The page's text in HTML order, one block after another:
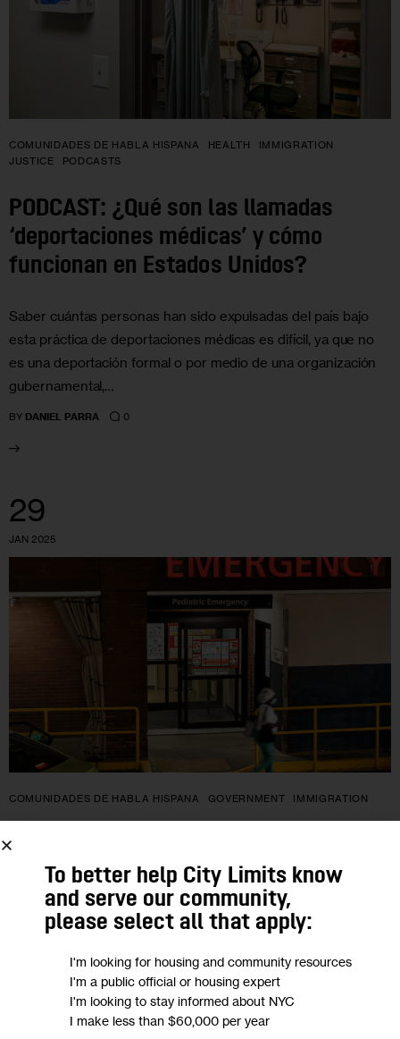
COMUNIDADES DE HABLA HISPANA HEALTH
IMMIGRATION
JUSTICE
PODCASTS
PODCAST: ¿Qué son las llamadas
‘deportaciones médicas’ y cómo
funcionan en Estados Unidos?
Saber cuántas personas han sido expulsadas del país bajo
esta práctica de deportaciones médicas es difícil, ya que no
es una deportación formal o por medio de una organización
gubernamental,…
BY DANIEL PARRA 0
29
JAN 2025
COMUNIDADES DE HABLA HISPANA GOVERNMENT IMMIGRATION
Defensores y proveedores de salud
alivian temores de inmigrantes para
acceder a atención médica bajo Trump
A pesar de que estos temores han resurgido con la segunda
administración Trump, el mensaje de los defensores,
abogados y centros de salud es claro e inequívoco: la
atención médica…
To better help City Limits know
and serve our community,
please select all that apply:
I'm looking for housing and community resources
I'm a public official or housing expert
I'm looking to stay informed about NYC
I make less than $60,000 per year